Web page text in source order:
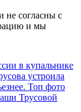
не согласны с
и мы
в купальнике
устроила
Топ фото
Трусовой